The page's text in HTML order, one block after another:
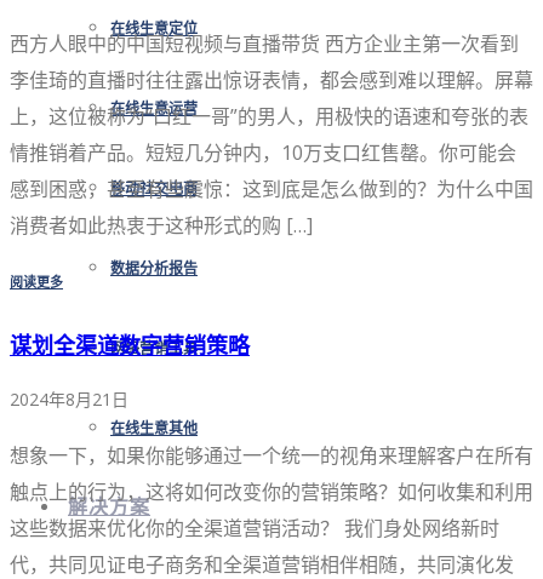
在线生意定位
在线生意运营
移动社交电商
数据分析报告
网络营销工具
在线生意其他
解决方案
西方人眼中的中国短视频与直播带货 西方企业主第一次看到
李佳琦的直播时往往露出惊讶表情，都会感到难以理解。屏幕
上，这位被称为“口红一哥”的男人，用极快的语速和夸张的表
情推销着产品。短短几分钟内，10万支口红售罄。你可能会
感到困惑，甚至有些震惊：这到底是怎么做到的？为什么中国
消费者如此热衷于这种形式的购 […]
阅读更多
谋划全渠道数字营销策略
2024年8月21日
想象一下，如果你能够通过一个统一的视角来理解客户在所有
触点上的行为，这将如何改变你的营销策略？如何收集和利用
这些数据来优化你的全渠道营销活动？ 我们身处网络新时
代，共同见证电子商务和全渠道营销相伴相随，共同演化发